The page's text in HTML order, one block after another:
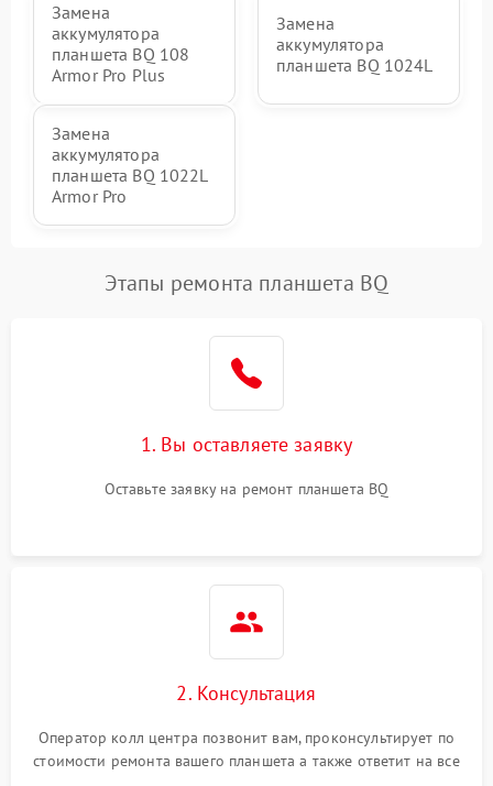
Замена
аккумулятора
планшета BQ 108
Armor Pro Plus
Замена
аккумулятора
планшета BQ 1024L
Замена
аккумулятора
планшета BQ 1022L
Armor Pro
Этапы ремонта планшета BQ
1. Вы оставляете заявку
Оставьте заявку на ремонт планшета BQ
2. Консультация
Оператор колл центра позвонит вам, проконсультирует по
стоимости ремонта вашего планшета а также ответит на все